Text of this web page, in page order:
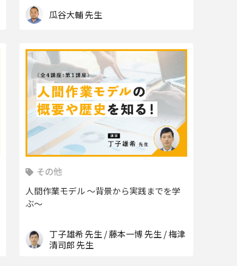
瓜谷大輔 先生
その他
人間作業モデル ～背景から実践までを学
ぶ～
丁子雄希 先生 / 藤本一博 先生 / 梅津
清司郎 先生